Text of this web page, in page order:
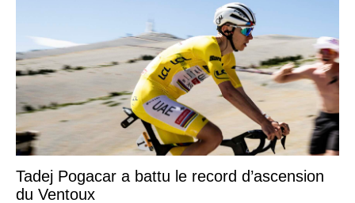
Tadej Pogacar a battu le record d’ascension
du Ventoux